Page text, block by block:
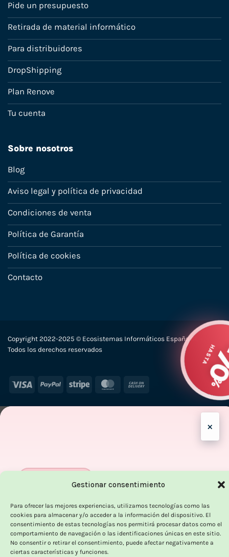
Gestionar consentimiento
Para ofrecer las mejores experiencias, utilizamos tecnologías como las
cookies para almacenar y/o acceder a la información del dispositivo. El
consentimiento de estas tecnologías nos permitirá procesar datos como el
comportamiento de navegación o las identificaciones únicas en este sitio.
No consentir o retirar el consentimiento, puede afectar negativamente a
ciertas características y funciones.
Pide un presupuesto
Retirada de material informático
Para distribuidores
DropShipping
Plan Renove
Tu cuenta
Sobre nosotros
Blog
Aviso legal y política de privacidad
Condiciones de venta
Política de Garantía
Política de cookies
Contacto
Copyright 2022-2025 © Ecosistemas Informáticos España SL –
Todos los derechos reservados
Visa PayPal Stripe MasterCard
×
Calidad probada,
precios imbatibles
Productos100% funcionales